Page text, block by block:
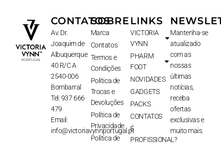
CONTATOS
Av. Dr.
Joaquim de
Albuquerque
40 R/C A
2540-006
Bombarral
Tel: 937 666
479
Email:
info@victoriavynnportugal.pt
SOBRE
Marca
Contatos
Termos e
Condições
Política de
Trocas e
Devoluções
Política de
Privacidade
Política de
LINKS
VICTORIA
VYNN
PHARM
FOOT
NOVIDADES
GADGETS
PACKS
CONTATOS
É
PROFISSIONAL?
Mantenha-se
atualizado
com as
nossas
últimas
notícias,
receba
ofertas
exclusivas e
muito mais.